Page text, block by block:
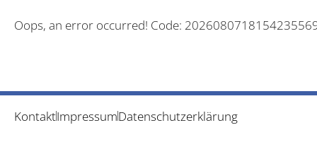
Oops, an error occurred! Code:
KontaktImpressumDatenschutzerklärung